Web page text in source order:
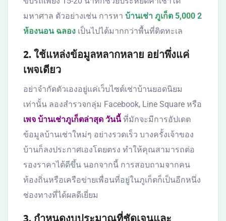
มหาศาล ตัวอย่างเช่น การหา บ้านเช่า ภูเก็ต 5,000 2
ห้องนอน ฉลอง เป็นไปได้มากกว่าพื้นที่ติดทะเล
2. ใช้แหล่งข้อมูลหลากหลาย อย่าพึ่งแค่
เพจเดียว
อย่าจำกัดตัวเองอยู่แค่เว็บไซต์เช่าบ้านยอดนิยม
เท่านั้น ลองสำรวจกลุ่ม Facebook, Line Square หรือ
เพจ บ้านเช่าภูเก็ตล่าสุด วันนี้ที่มักจะมีการอัปเดต
ข้อมูลบ้านเช่าใหม่ๆ อย่างรวดเร็ว บางครั้งเจ้าของ
บ้านก็ลงประกาศเองโดยตรง ทำให้คุณสามารถต่อ
รองราคาได้ดีขึ้น นอกจากนี้ การสอบถามจากคน
ท้องถิ่นหรือเครือข่ายเพื่อนที่อยู่ในภูเก็ตก็เป็นอีกหนึ่ง
ช่องทางที่ได้ผลดีเยี่ยม
3. กำหนดงบประมาณที่ชัดเจนและ